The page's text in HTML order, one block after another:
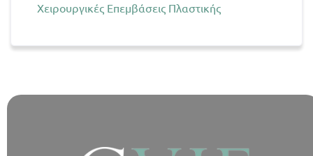
Χειρουργικές Επεμβάσεις Πλαστικής